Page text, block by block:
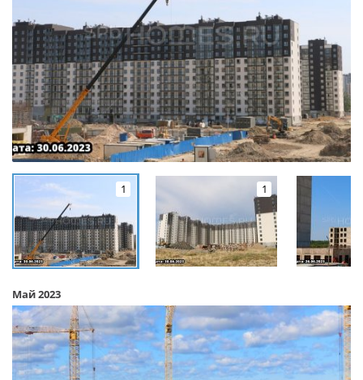
1 1
Май 2023